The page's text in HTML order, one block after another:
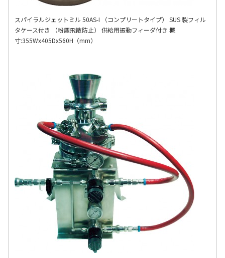
スパイラルジェットミル 50AS-I （コンプリートタイプ） SUS 製フィル
タケース付き （粉塵飛散防止） 供給用振動フィーダ付き 概
寸:355Wx405Dx560H（mm）